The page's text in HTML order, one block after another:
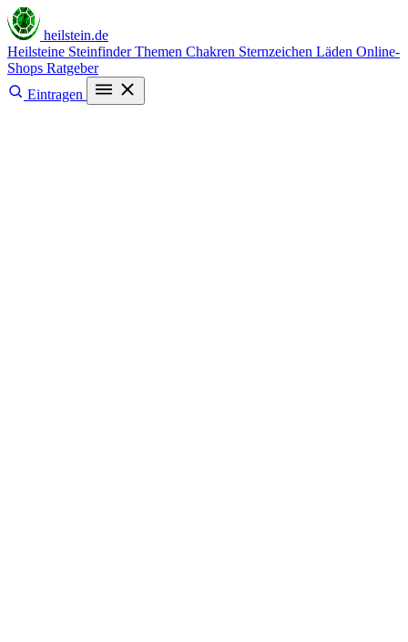
heilstein.de
Heilsteine SteinfinderThemen Chakren Sternzeichen Läden Online-
Shops Ratgeber
Eintragen